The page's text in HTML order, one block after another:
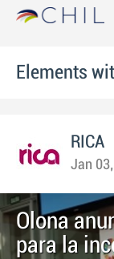
Elements
RICA
Jan
Olona
para la